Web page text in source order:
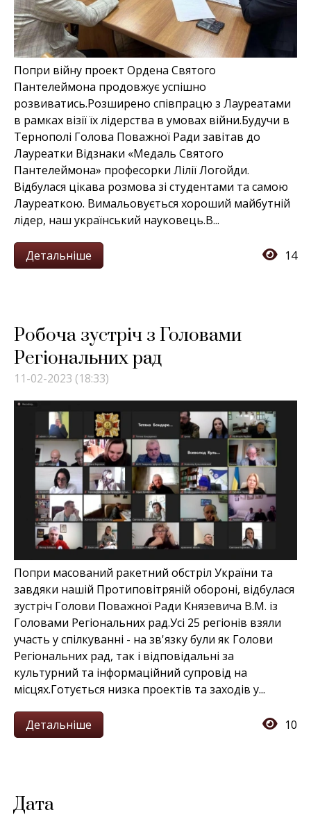
Дата
Попри війну проект Ордена Святого
Пантелеймона продовжує успішно
розвиватись.Розширено співпрацю з Лауреатами
в рамках візії їх лідерства в умовах війни.Будучи в
Тернополі Голова Поважної Ради завітав до
Лауреатки Відзнаки «Медаль Святого
Пантелеймона» професорки Лілії Логойди.
Відбулася цікава розмова зі студентами та самою
Лауреаткою. Вимальовується хороший майбутній
лідер, наш український науковець.В...
Детальніше 14
Робоча зустріч з Головами
Регіональних рад
11-02-2023 (18:33)
Попри масований ракетний обстріл України та
завдяки нашій Протиповітряній обороні, відбулася
зустріч Голови Поважної Ради Князевича В.М. із
Головами Регіональних рад.Усі 25 регіонів взяли
участь у спілкуванні - на зв'язку були як Голови
Регіональних рад, так і відповідальні за
культурний та інформаційний супровід на
місцях.Готується низка проектів та заходів у...
Детальніше 10